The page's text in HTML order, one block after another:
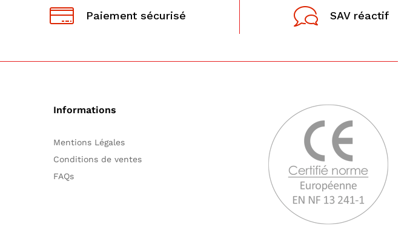
Paiement sécurisé SAV réactif
Informations
Mentions Légales
Conditions de ventes
FAQs